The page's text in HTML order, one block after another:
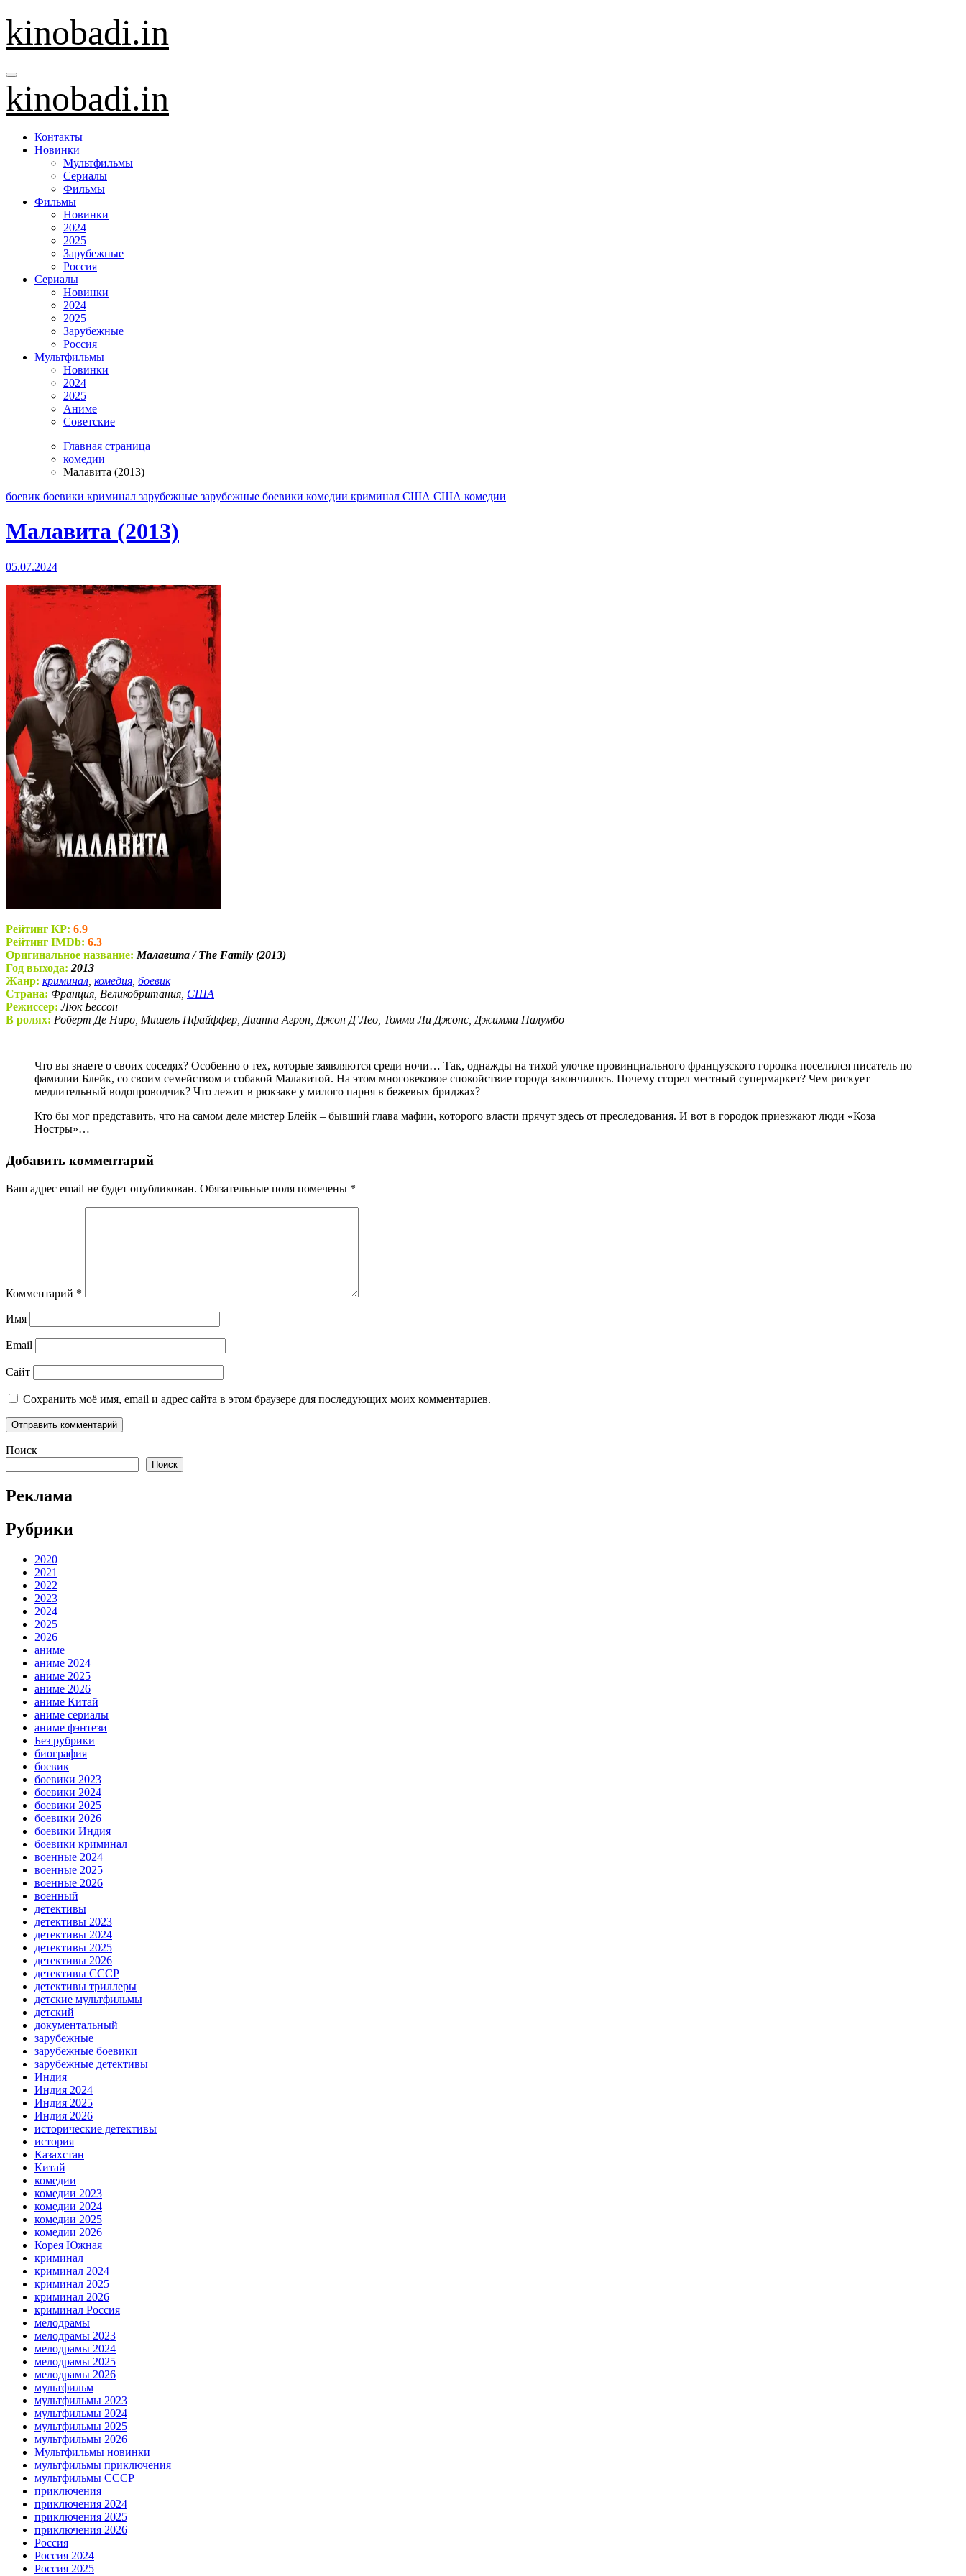
Перейти
содержанию
kinobadi.in
kinobadi.in
Контакты
Новинки
Мультфильмы
Сериалы
Фильмы
Фильмы
Новинки
2024
2025
Зарубежные
Россия
Сериалы
Новинки
2024
2025
Зарубежные
Россия
Мультфильмы
Новинки
2024
2025
Аниме
Советские
Главная страница
комедии
Малавита (2013)
боевик боевики криминал зарубежные зарубежные боевики комедии криминал США США комедии
Малавита (2013)
05.07.2024
Рейтинг KP: 6.9
Рейтинг IMDb: 6.3
Оригинальное название: Малавита / The Family (2013)
Год выхода: 2013
Жанр: криминал комедия боевик
Страна: Франция, Великобритания, США
Режиссер: Люк Бессон
В ролях: Роберт Де Ниро, Мишель Пфайффер, Дианна Агрон, Джон Д’Лео, Томми Ли Джонс, Джимми Палумбо
Что вы знаете о своих соседях? Особенно о тех, которые заявляются среди ночи… Так, однажды на тихой улочке провинциального французского городка поселился писатель по
фамилии Блейк, со своим семейством и собакой Малавитой. На этом многовековое спокойствие города закончилось. Почему сгорел местный супермаркет? Чем рискует
медлительный водопроводчик? Что лежит в рюкзаке у милого парня в бежевых бриджах?
Кто бы мог представить, что на самом деле мистер Блейк – бывший глава мафии, которого власти прячут здесь от преследования. И вот в городок приезжают люди «Коза
Ностры»…
Добавить комментарий
Ваш адрес email не будет опубликован. Обязательные поля помечены *
Комментарий *
Имя
Email
Сайт
Сохранить моё имя, email и адрес сайта в этом браузере для последующих моих комментариев.
Поиск
Поиск
Реклама
Рубрики
2020
2021
2022
2023
2024
2025
2026
аниме
аниме 2024
аниме 2025
аниме 2026
аниме Китай
аниме сериалы
аниме фэнтези
Без рубрики
биография
боевик
боевики 2023
боевики 2024
боевики 2025
боевики 2026
боевики Индия
боевики криминал
военные 2024
военные 2025
военные 2026
военный
детективы
детективы 2023
детективы 2024
детективы 2025
детективы 2026
детективы СССР
детективы триллеры
детские мультфильмы
детский
документальный
зарубежные
зарубежные боевики
зарубежные детективы
Индия
Индия 2024
Индия 2025
Индия 2026
исторические детективы
история
Казахстан
Китай
комедии
комедии 2023
комедии 2024
комедии 2025
комедии 2026
Корея Южная
криминал
криминал 2024
криминал 2025
криминал 2026
криминал Россия
мелодрамы
мелодрамы 2023
мелодрамы 2024
мелодрамы 2025
мелодрамы 2026
мультфильм
мультфильмы 2023
мультфильмы 2024
мультфильмы 2025
мультфильмы 2026
Мультфильмы новинки
мультфильмы приключения
мультфильмы СССР
приключения
приключения 2024
приключения 2025
приключения 2026
Россия
Россия 2024
Россия 2025